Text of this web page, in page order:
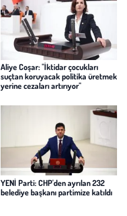
Aliye Coşar: "İktidar çocukları
suçtan koruyacak politika üretmek
yerine cezaları artırıyor"
YENİ Parti: CHP'den ayrılan 232
belediye başkanı partimize katıldı